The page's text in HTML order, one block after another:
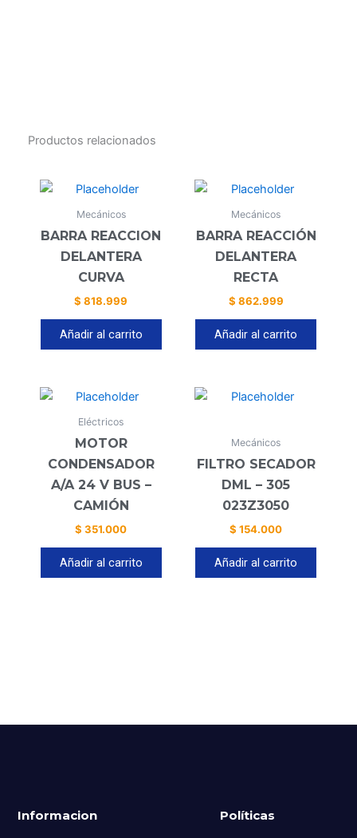
Productos relacionados
Mecánicos
BARRA REACCION
DELANTERA
CURVA
$ 818.999
Añadir al carrito
Mecánicos
BARRA REACCIÓN
DELANTERA
RECTA
$ 862.999
Añadir al carrito
Eléctricos
MOTOR
CONDENSADOR
A/A 24 V BUS –
CAMIÓN
$ 351.000
Añadir al carrito
Mecánicos
FILTRO SECADOR
DML – 305
023Z3050
$ 154.000
Añadir al carrito
Informacion Políticas